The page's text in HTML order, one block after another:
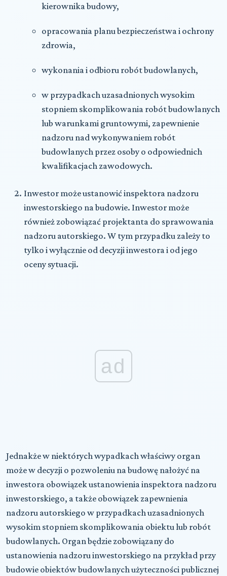
kierownika budowy,
opracowania planu bezpieczeństwa i ochrony
zdrowia,
wykonania i odbioru robót budowlanych,
w przypadkach uzasadnionych wysokim
stopniem skomplikowania robót budowlanych
lub warunkami gruntowymi, zapewnienie
nadzoru nad wykonywaniem robót
budowlanych przez osoby o odpowiednich
kwalifikacjach zawodowych.
Inwestor może ustanowić inspektora nadzoru
inwestorskiego na budowie. Inwestor może
również zobowiązać projektanta do sprawowania
nadzoru autorskiego. W tym przypadku zależy to
tylko i wyłącznie od decyzji inwestora i od jego
oceny sytuacji.
ad
Jednakże w niektórych wypadkach właściwy organ
może w decyzji o pozwoleniu na budowę nałożyć na
inwestora obowiązek ustanowienia inspektora nadzoru
inwestorskiego, a także obowiązek zapewnienia
nadzoru autorskiego w przypadkach uzasadnionych
wysokim stopniem skomplikowania obiektu lub robót
budowlanych. Organ będzie zobowiązany do
ustanowienia nadzoru inwestorskiego na przykład przy
budowie obiektów budowlanych użyteczności publicznej